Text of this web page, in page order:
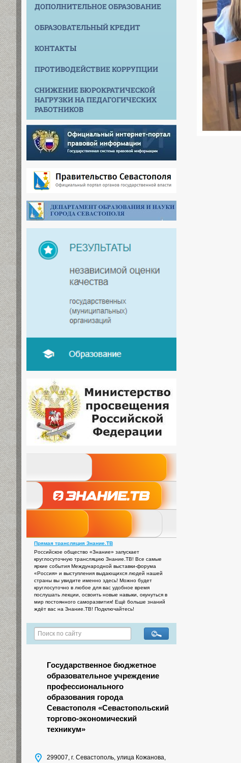
ДОПОЛНИТЕЛЬНОЕ ОБРАЗОВАНИЕ
ОБРАЗОВАТЕЛЬНЫЙ КРЕДИТ
КОНТАКТЫ
ПРОТИВОДЕЙСТВИЕ КОРРУПЦИИ
СНИЖЕНИЕ БЮРОКРАТИЧЕСКОЙ
НАГРУЗКИ НА ПЕДАГОГИЧЕСКИХ
РАБОТНИКОВ
Прямая трансляция Знание.ТВ
Российское общество «Знание» запускает
круглосуточную трансляцию Знание.ТВ! Все самые
яркие события Международной выставки-форума
«Россия» и выступления выдающихся людей нашей
страны вы увидите именно здесь! Можно будет
круглосуточно в любое для вас удобное время
послушать лекции, освоить новые навыки, окунуться в
мир постоянного саморазвития! Ещё больше знаний
ждёт вас на Знание.ТВ! Подключайтесь!
Государственное бюджетное
образовательное учреждение
профессионального
образования города
Севастополя «Севастопольский
торгово-экономический
техникум»
299007, г. Севастополь, улица Кожанова,